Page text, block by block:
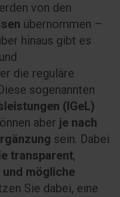
von den
übernommen –
hinaus gibt es
die reguläre
sogenannten
(IGeL)
aber je nach
sein. Dabei
transparent,
und mögliche
Sie dabei, eine